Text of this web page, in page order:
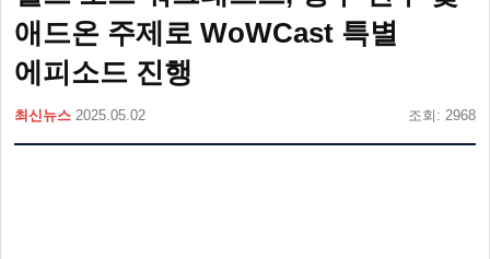
애드온 주제로 WoWCast 특별
에피소드 진행
최신뉴스 2025.05.02 조회: 2968